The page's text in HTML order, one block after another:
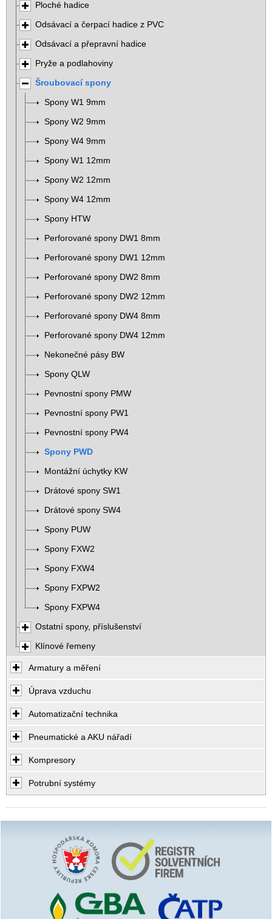
Ploché hadice
Odsávací a čerpací hadice z PVC
Odsávací a přepravní hadice
Pryže a podlahoviny
Šroubovací spony
Spony W1 9mm
Spony W2 9mm
Spony W4 9mm
Spony W1 12mm
Spony W2 12mm
Spony W4 12mm
Spony HTW
Perforované spony DW1 8mm
Perforované spony DW1 12mm
Perforované spony DW2 8mm
Perforované spony DW2 12mm
Perforované spony DW4 8mm
Perforované spony DW4 12mm
Nekonečné pásy BW
Spony QLW
Pevnostní spony PMW
Pevnostní spony PW1
Pevnostní spony PW4
Spony PWD
Montážní úchytky KW
Drátové spony SW1
Drátové spony SW4
Spony PUW
Spony FXW2
Spony FXW4
Spony FXPW2
Spony FXPW4
Ostatní spony, příslušenství
Klínové řemeny
Armatury a měření
Úprava vzduchu
Automatizační technika
Pneumatické a AKU nářadí
Kompresory
Potrubní systémy